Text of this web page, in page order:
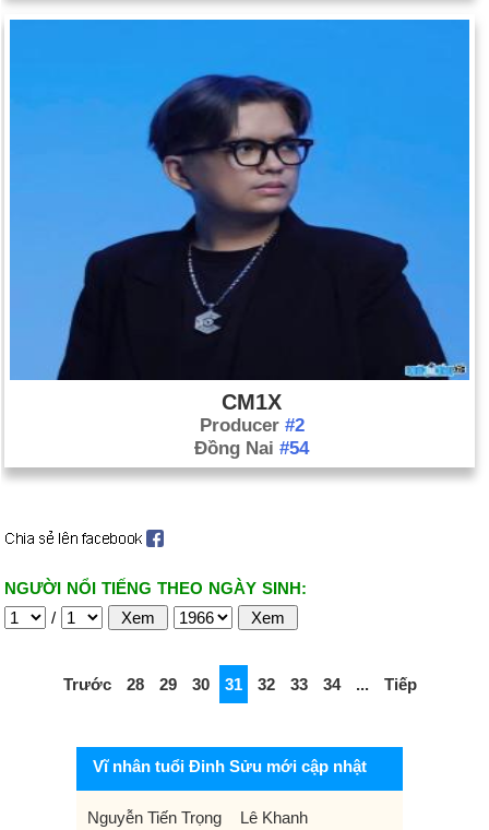
CM1X
Producer #2
Đồng Nai #54
NGƯỜI NỔI TIẾNG THEO NGÀY SINH:
/
Trước 28 29 30 31 32 33 34 ... Tiếp
Vĩ nhân tuổi Đinh Sửu mới cập nhật
Nguyễn Tiến Trọng
Lê Khanh